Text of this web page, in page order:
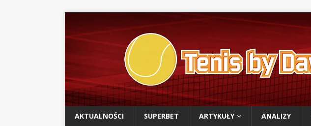
AKTUALNOŚCI SUPERBET ARTYKUŁY ANALIZY